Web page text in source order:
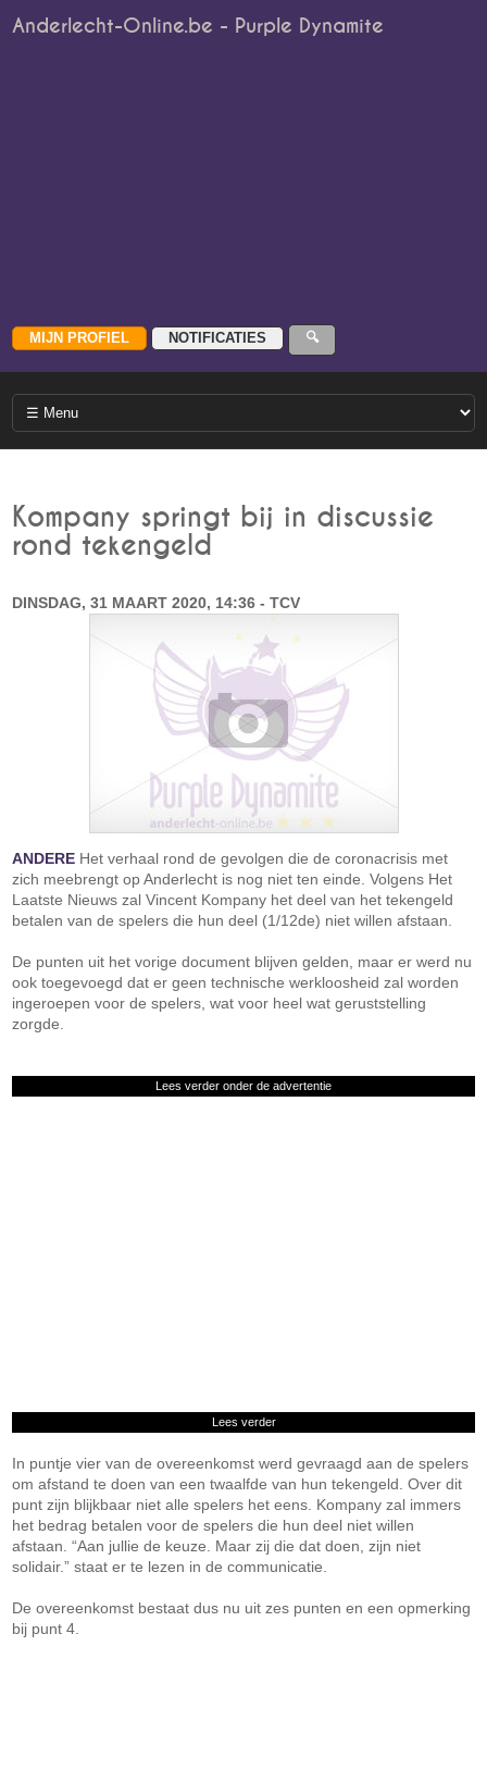
Anderlecht-Online.be - Purple Dynamite
Kompany springt bij in discussie
rond tekengeld
DINSDAG, 31 MAART 2020, 14:36 - TCV
ANDERE Het verhaal rond de gevolgen die de coronacrisis met
zich meebrengt op Anderlecht is nog niet ten einde. Volgens Het
Laatste Nieuws zal Vincent Kompany het deel van het tekengeld
betalen van de spelers die hun deel (1/12de) niet willen afstaan.
De punten uit het vorige document blijven gelden, maar er werd nu
ook toegevoegd dat er geen technische werkloosheid zal worden
ingeroepen voor de spelers, wat voor heel wat geruststelling
zorgde.
Lees verder onder de advertentie
Lees verder
In puntje vier van de overeenkomst werd gevraagd aan de spelers
om afstand te doen van een twaalfde van hun tekengeld. Over dit
punt zijn blijkbaar niet alle spelers het eens. Kompany zal immers
het bedrag betalen voor de spelers die hun deel niet willen
afstaan. “Aan jullie de keuze. Maar zij die dat doen, zijn niet
solidair.” staat er te lezen in de communicatie.
De overeenkomst bestaat dus nu uit zes punten en een opmerking
bij punt 4.